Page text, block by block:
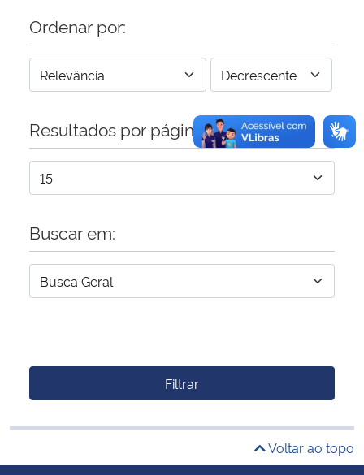
Ordenar por:
Resultados por página:
Buscar em:
Filtrar
Voltar ao topo